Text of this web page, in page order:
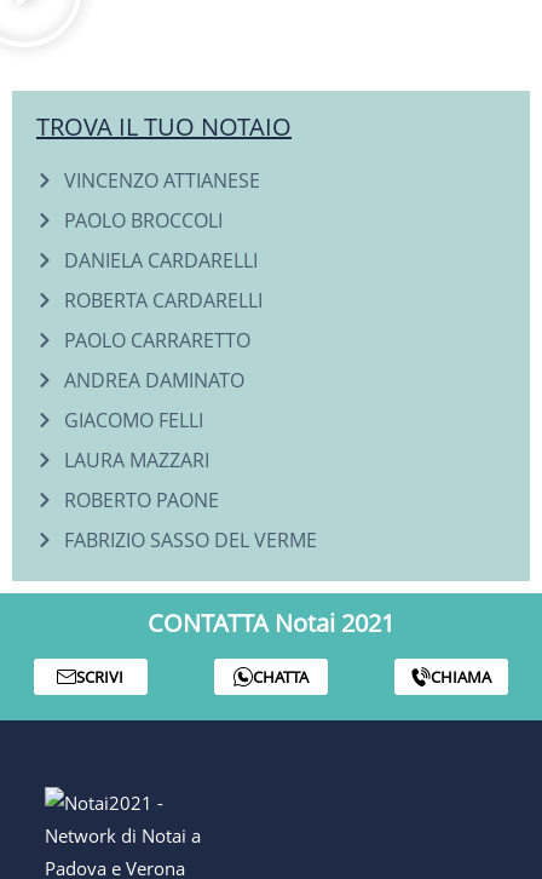
TROVA IL TUO NOTAIO
VINCENZO ATTIANESE
PAOLO BROCCOLI
DANIELA CARDARELLI
ROBERTA CARDARELLI
PAOLO CARRARETTO
ANDREA DAMINATO
GIACOMO FELLI
LAURA MAZZARI
ROBERTO PAONE
FABRIZIO SASSO DEL VERME
CONTATTA Notai 2021
SCRIVI CHATTA CHIAMA